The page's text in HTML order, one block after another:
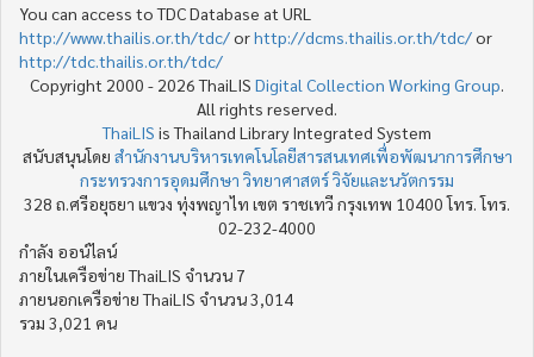
You can access to TDC Database at URL
http://www.thailis.or.th/tdc/orhttp://dcms.thailis.or.th/tdc/or
http://tdc.thailis.or.th/tdc/
Copyright 2000 - 2026 ThaiLIS Digital Collection Working Group
All rights reserved.
ThaiLIS is Thailand Library Integrated System
สนับสนุนโดย สำนักงานบริหารเทคโนโลยีสารสนเทศเพื่อพัฒนาการศึกษา
กระทรวงการอุดมศึกษา วิทยาศาสตร์ วิจัยและนวัตกรรม
328 ถ.ศรีอยุธยา แขวง ทุ่งพญาไท เขต ราชเทวี กรุงเทพ 10400 โทร. โทร.
02-232-4000
กำลัง ออน์ไลน์
ภายในเครือข่าย ThaiLIS จำนวน 7
ภายนอกเครือข่าย ThaiLIS จำนวน 3,014
รวม 3,021 คน